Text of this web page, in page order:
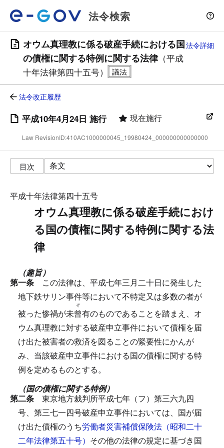
法令検索
オウム真理教に係る破産手続における国
の債権に関する特例に関する法律（平成
十年法律第四十五号）
法令詳細
法令改正履歴
平成10年4月24日 施行 現在施行
Law RevisionID:410AC1000000045_19980424_000000000000000
目次
平成十年法律第四十五号
オウム真理教に係る破産手続におけ
る国の債権に関する特例に関する法
律
（趣旨）
第一条 この法律は、平成七年三月二十日に発生した
地下鉄サリン事件等において不特定又は多数の者が
被った惨禍が未曾
ぞ
有のものであることを踏まえ、オ
ウム真理教に対する破産申立事件において債権を届
け出た被害者の救済を図ることの緊要性にかんが
み、当該破産申立事件における国の債権に関する特
例を定めるものとする。
（国の債権に関する特例）
第二条 東京地方裁判所平成七年（フ）第三六九四
号、第三七一四号破産申立事件においては、国が届
け出た債権のうち労働者災害補償保険法（昭和二十
二年法律第五十号） その他の法律の規定に基づき国